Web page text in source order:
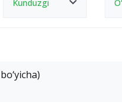
Kunduzgi